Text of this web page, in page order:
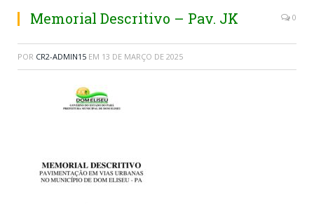
Memorial Descritivo – Pav. JK 0
POR CR2-ADMIN15 EM 13 DE MARÇO DE 2025